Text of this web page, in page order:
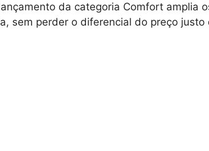
da categoria Comfort amplia
sem perder o diferencial do preço justo